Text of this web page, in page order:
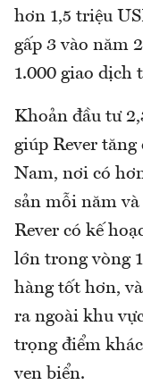
hơn 1,5 triệu
gấp 3 vào năm
1.000 giao dịch
Khoản đầu tư
giúp Rever
Nam, nơi có
sản mỗi năm
Rever có kế
lớn trong vòng
hàng tốt hơn,
ra ngoài khu
trọng điểm
ven biển.